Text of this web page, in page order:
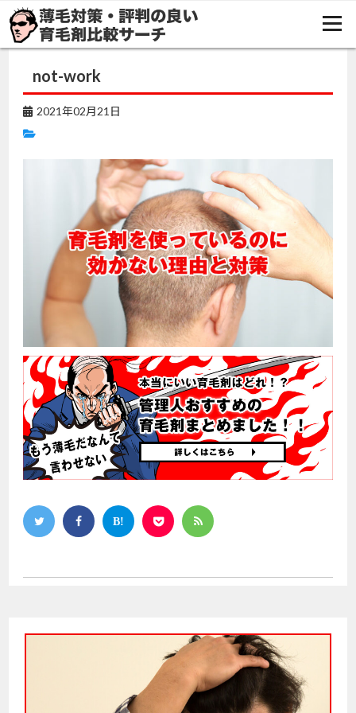
TOP おすすめの育毛剤
育毛剤のイクオスの評判・口コミまとめ
not-work
not-work
2021年02月21日